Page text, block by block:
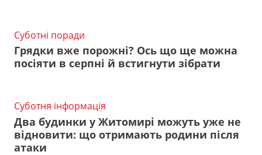
Суботні поради
Грядки вже порожні? Ось що ще можна
посіяти в серпні й встигнути зібрати
Суботня інформація
Два будинки у Житомирі можуть уже не
відновити: що отримають родини після
атаки